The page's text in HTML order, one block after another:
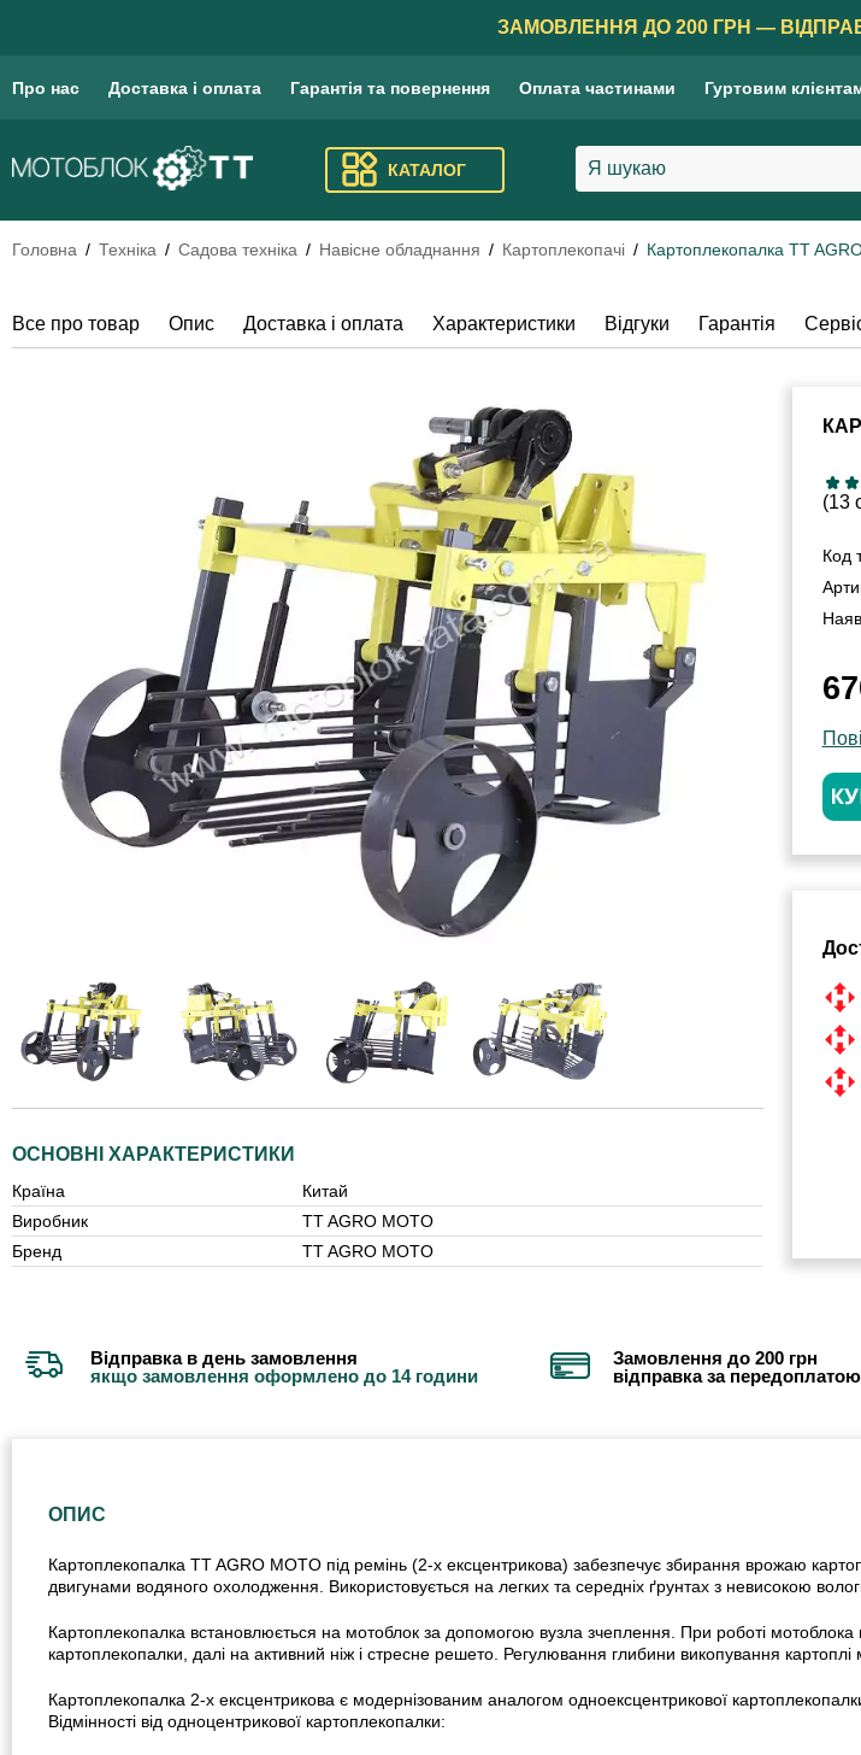
ЗАМОВЛЕННЯ ДО 200 ГРН —
Про нас Доставка і оплата Гарантія та повернення Оплата частинами Гуртовим
КАТАЛОГ
Головна Техніка Садова техніка Навісне обладнання Картоплекопачі Картоплекопалка TT
Все про товар Опис Доставка і оплата Характеристики Відгуки Гарантія
ОСНОВНІ ХАРАКТЕРИСТИКИ
Країна
Китай
Виробник
TT AGRO MOTO
Бренд
TT AGRO MOTO
(13
Код
Відправка в день замовлення
якщо замовлення оформлено до 14 години
Замовлення до 200 грн
відправка за передоплатою
ОПИС
Картоплекопалка TT AGRO MOTO під ремінь (2-х ексцентрикова) забезпечує збирання врожаю
двигунами водяного охолодження. Використовується на легких та середніх ґрунтах з невисокою
Картоплекопалка встановлюється на мотоблок за допомогою вузла зчеплення. При роботі
картоплекопалки, далі на активний ніж і стресне решето. Регулювання глибини викопування
Картоплекопалка 2-х ексцентрикова є модернізованим аналогом одноексцентрикової картоплекопалки
Відмінності від одноцентрикової картоплекопалки: